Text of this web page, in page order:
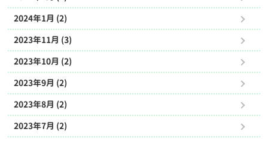
2024年1月 (2)
2023年11月 (3)
2023年10月 (2)
2023年9月 (2)
2023年8月 (2)
2023年7月 (2)